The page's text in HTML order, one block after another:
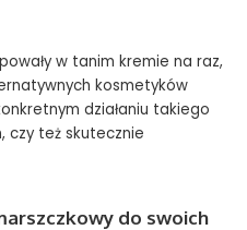
w tanim kremie na raz,
kosmetyków
działaniu takiego
czy też skutecznie
do swoich